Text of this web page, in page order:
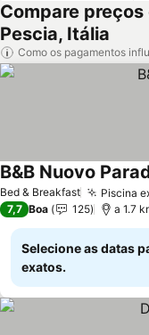
Compare
Pescia, Itália
Como os pagamentos
Bed & Breakfast Piscina
B&B Nuovo
7,7 Boa 125 a 1.7
Selecione as datas
exatos.